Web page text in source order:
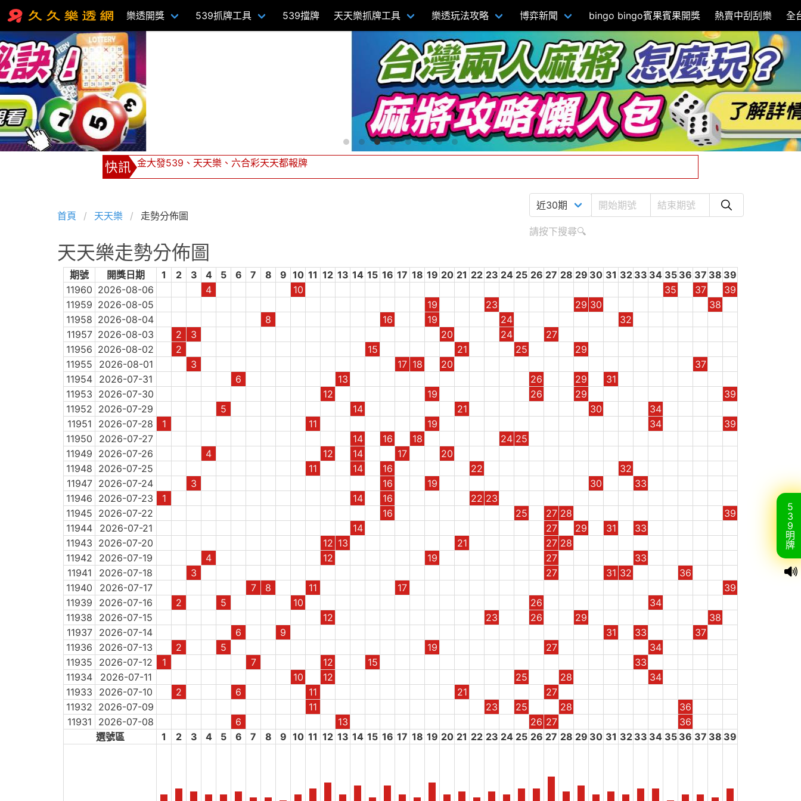
樂透開獎 539抓牌工具 539擋牌 天天樂抓牌工具 樂透玩法攻略 博弈新聞 bingo bingo賓果賓果開獎 熱賣中刮刮樂 全
金大發539、天天樂、六合彩天天都報牌
539坐車85元可贏636！1車2812獎金21200
全館返水0.8%，返水無極限 ！
首頁 天天樂
走勢分佈圖
請按下搜尋🔍
天天樂走勢分佈圖
期號 開獎日期 1 2 3 4 5 6 7 8 9 10 11 12 13 14 15 16 17 18 19 20 21 22 23 24 25 26 27 28 29 30 31 32 33 34 35 36 37 38 39
11960 2026-08-06 4 10 35 37
39
11959 2026-08-05 19 23 29 30
38
11958 2026-08-04 8 16 19 24
32
11957 2026-08-03 2 3 20 24
27
11956 2026-08-02 2 15 21 25
29
11955
2026-08-01 3 17 18 20
37
11954 2026-07-31 6 13 26 29
31
11953 2026-07-30 12 19 26 29
39
11952 2026-07-29 5 14 21 30
34
11951
2026-07-28 1 11 19 34
39
11950
2026-07-27 14 16 18 24 25
11949 2026-07-26 4 12 14 17
20
11948 2026-07-25 11 14 16 22
32
11947 2026-07-24 3 16 19 30
33
11946 2026-07-23 1 14 16 22 23
11945 2026-07-22 16 25 27 28
39
11944
2026-07-21 14 27 29 31
33
11943 2026-07-20 12 13 21 27 28
11942
2026-07-19 4 12 19 27
33
11941
2026-07-18 3 27 31 32
36
11940
2026-07-17 7 8 11 17
39
11939
2026-07-16 2 5 10 26
34
11938
2026-07-15 12 23 26 29
38
11937
2026-07-14 6 9 31 33
37
11936
2026-07-13 2 5 19 27
34
11935
2026-07-12 1 7 12 15
33
11934
2026-07-11 10 12 25 28
34
11933
2026-07-10 2 6 11 21
27
11932 2026-07-09 11 23 25 28
36
11931
2026-07-08 6 13 26 27
36
選號區
1 2 3 4 5 6 7 8 9 10 11 12 13 14 15 16 17 18 19 20 21 22 23 24 25 26 27 28 29 30 31 32 33 34 35 36 37 38 39
5
3
9
明
牌